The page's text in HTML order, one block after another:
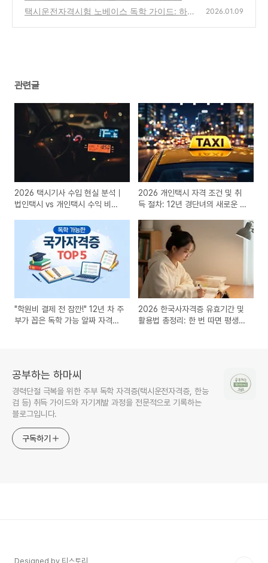
리: 한 번 따면 평생 가는 '스펙의 기본'
(0)
택시운전자격시험 노베이스 독학 가이드: 하루
2026.01.09
관련글
2026 택시기사 수입 현실 분석｜
법인택시 vs 개인택시 수익 비교
2026 개인택시 자격 조건 및 취
득 절차: 12년 경단녀의 새로운 도
"학원비 결제 전 잠깐!" 12년 차 주
부가 꼽은 독학 가능 알짜 자격증
2026 한국사자격증 유효기간 및
활용법 총정리: 한 번 따면 평생
공부하는 하마씨
경력단절 극복을 위한 주부 독학 자격증(택시운전자격증, 한능
검 등) 취득 가이드와 자기계발 과정을 전문적으로 기록하는
블로그입니다.
구독하기
Designed by 티스토리